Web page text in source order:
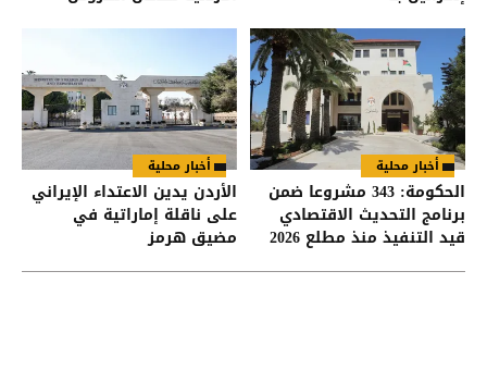
أخبار محلية
الحكومة: 343 مشروعا ضمن
برنامج التحديث الاقتصادي
قيد التنفيذ منذ مطلع 2026
أخبار محلية
الأردن يدين الاعتداء الإيراني
على ناقلة إماراتية في
مضيق هرمز